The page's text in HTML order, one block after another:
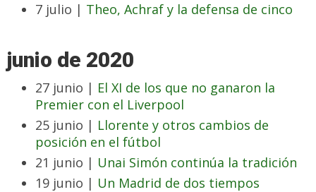
7 julio | Theo, Achraf y la defensa de cinco
junio de 2020
27 junio | El XI de los que no ganaron la
Premier con el Liverpool
25 junio | Llorente y otros cambios de
posición en el fútbol
21 junio | Unai Simón continúa la tradición
19 junio | Un Madrid de dos tiempos